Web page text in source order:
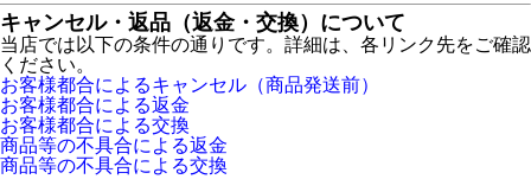
キャンセル・返品（返金・交換）について
当店では以下の条件の通りです。詳細は、各リンク先をご確認
ください。
お客様都合によるキャンセル（商品発送前）
お客様都合による返金
お客様都合による交換
商品等の不具合による返金
商品等の不具合による交換